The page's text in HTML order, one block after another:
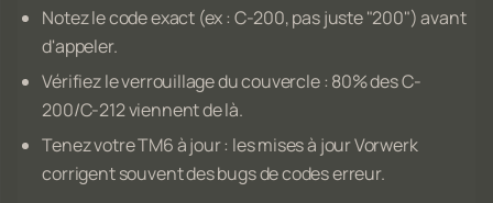
Notez le code exact (ex : C-200, pas juste "200") avant
d'appeler.
Vérifiez le verrouillage du couvercle : 80% des C-
200/C-212 viennent de là.
Tenez votre TM6 à jour : les mises à jour Vorwerk
corrigent souvent des bugs de codes erreur.